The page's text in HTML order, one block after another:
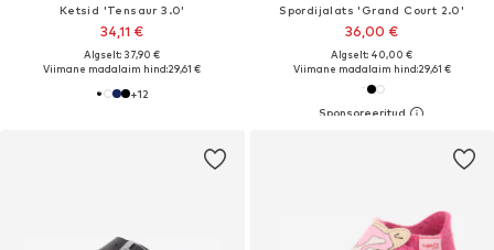
Ketsid 'Tensaur 3.0'
34,11 €
Algselt: 37,90 €
Viimane madalaim hind:29,61 €
+12
Spordijalats 'Grand Court 2.0'
36,00 €
Algselt: 40,00 €
Viimane madalaim hind:29,61 €